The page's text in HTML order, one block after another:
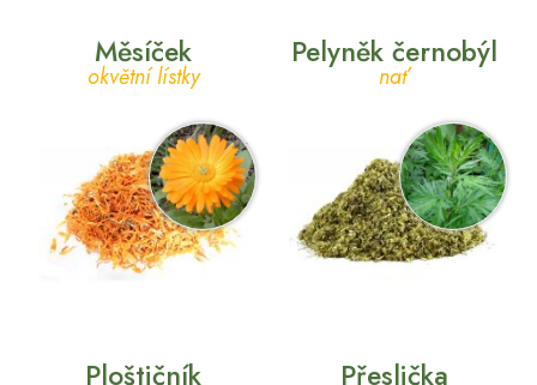
Měsíček
okvětní lístky
Pelyněk černobýl
nať
Ploštičník Přeslička